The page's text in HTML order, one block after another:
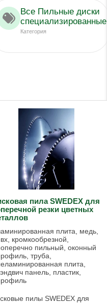
Все Пильные диски
специализированные
Категория
пила SWEDEX для
резки цветных
плита, медь,
кромкообрезной,
пильный, оконный
труба,
плита,
панель, пластик,
пилы SWEDEX для